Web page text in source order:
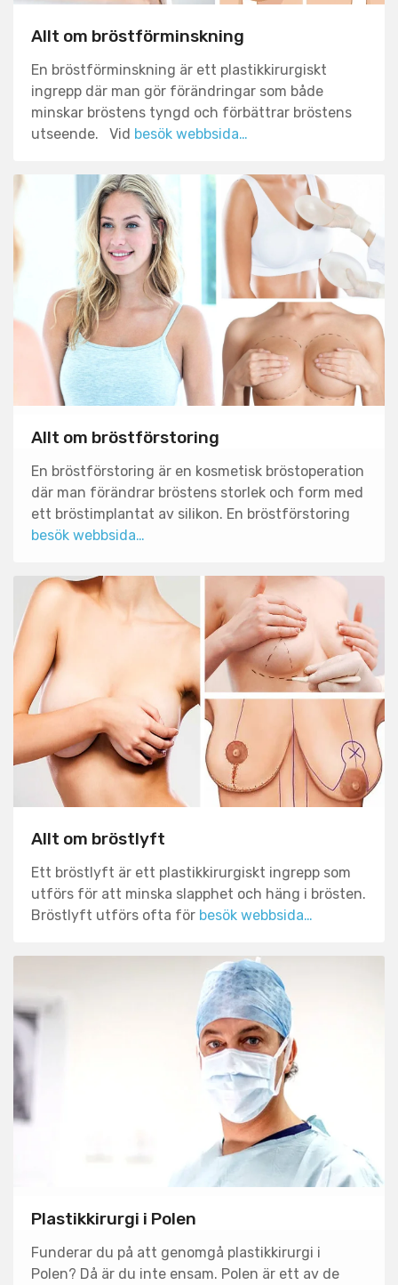
Allt om bröstförminskning
En bröstförminskning är ett plastikkirurgiskt
ingrepp där man gör förändringar som både
minskar bröstens tyngd och förbättrar bröstens
utseende. Vid besök webbsida…
Allt om bröstförstoring
En bröstförstoring är en kosmetisk bröstoperation
där man förändrar bröstens storlek och form med
ett bröstimplantat av silikon. En bröstförstoring
besök webbsida…
Allt om bröstlyft
Ett bröstlyft är ett plastikkirurgiskt ingrepp som
utförs för att minska slapphet och häng i brösten.
Bröstlyft utförs ofta för besök webbsida…
Plastikkirurgi i Polen
Funderar du på att genomgå plastikkirurgi i
Polen? Då är du inte ensam. Polen är ett av de